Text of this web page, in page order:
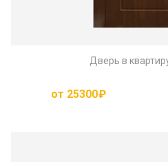
Дверь в
от 25300₽